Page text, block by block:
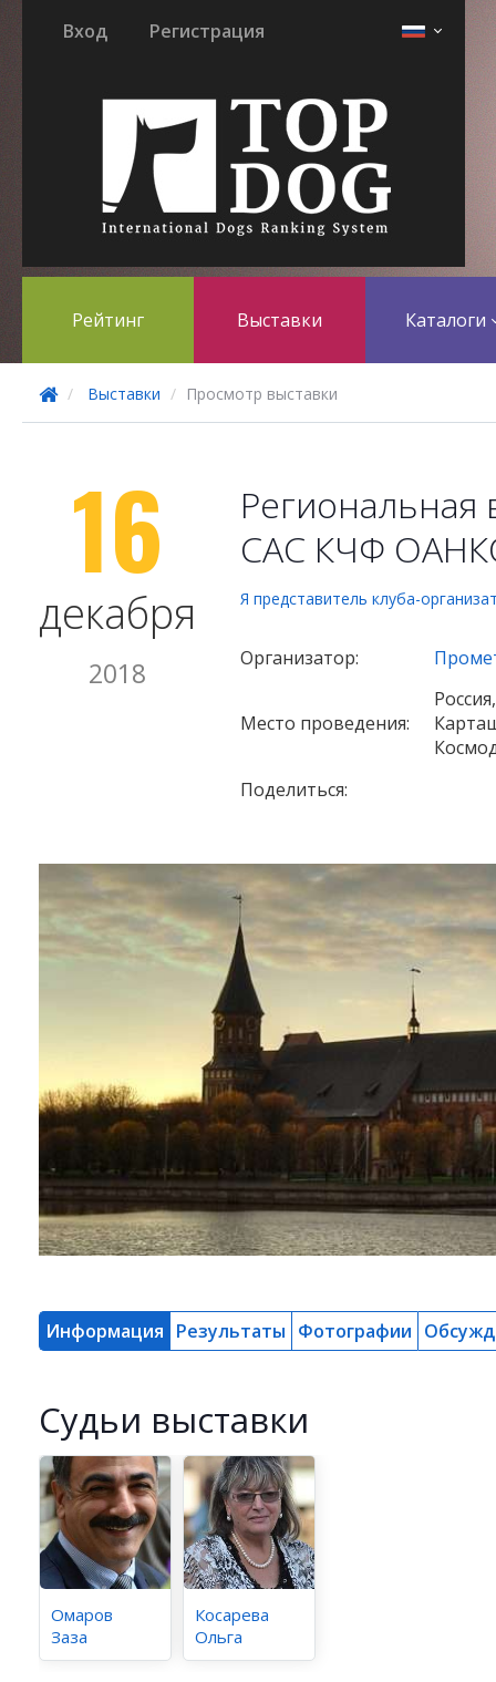
Вход Регистрация
Рейтинг Выставки Каталоги
Выставки Просмотр выставки
16
декабря
2018
Региональная
САС КЧФ
Я представитель клуба-
Организатор:
Место проведения:
Поделиться:
Информация Результаты Фотографии
Cудьи выставки
Омаров
Заза
Косарева
Ольга